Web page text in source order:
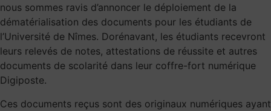
nous sommes ravis d’annoncer le déploiement de la
dématérialisation des documents pour les étudiants de
l’Université de Nîmes. Dorénavant, les étudiants recevront
leurs relevés de notes, attestations de réussite et autres
documents de scolarité dans leur coffre-fort numérique
Digiposte.
Ces documents reçus sont des originaux numériques ayant